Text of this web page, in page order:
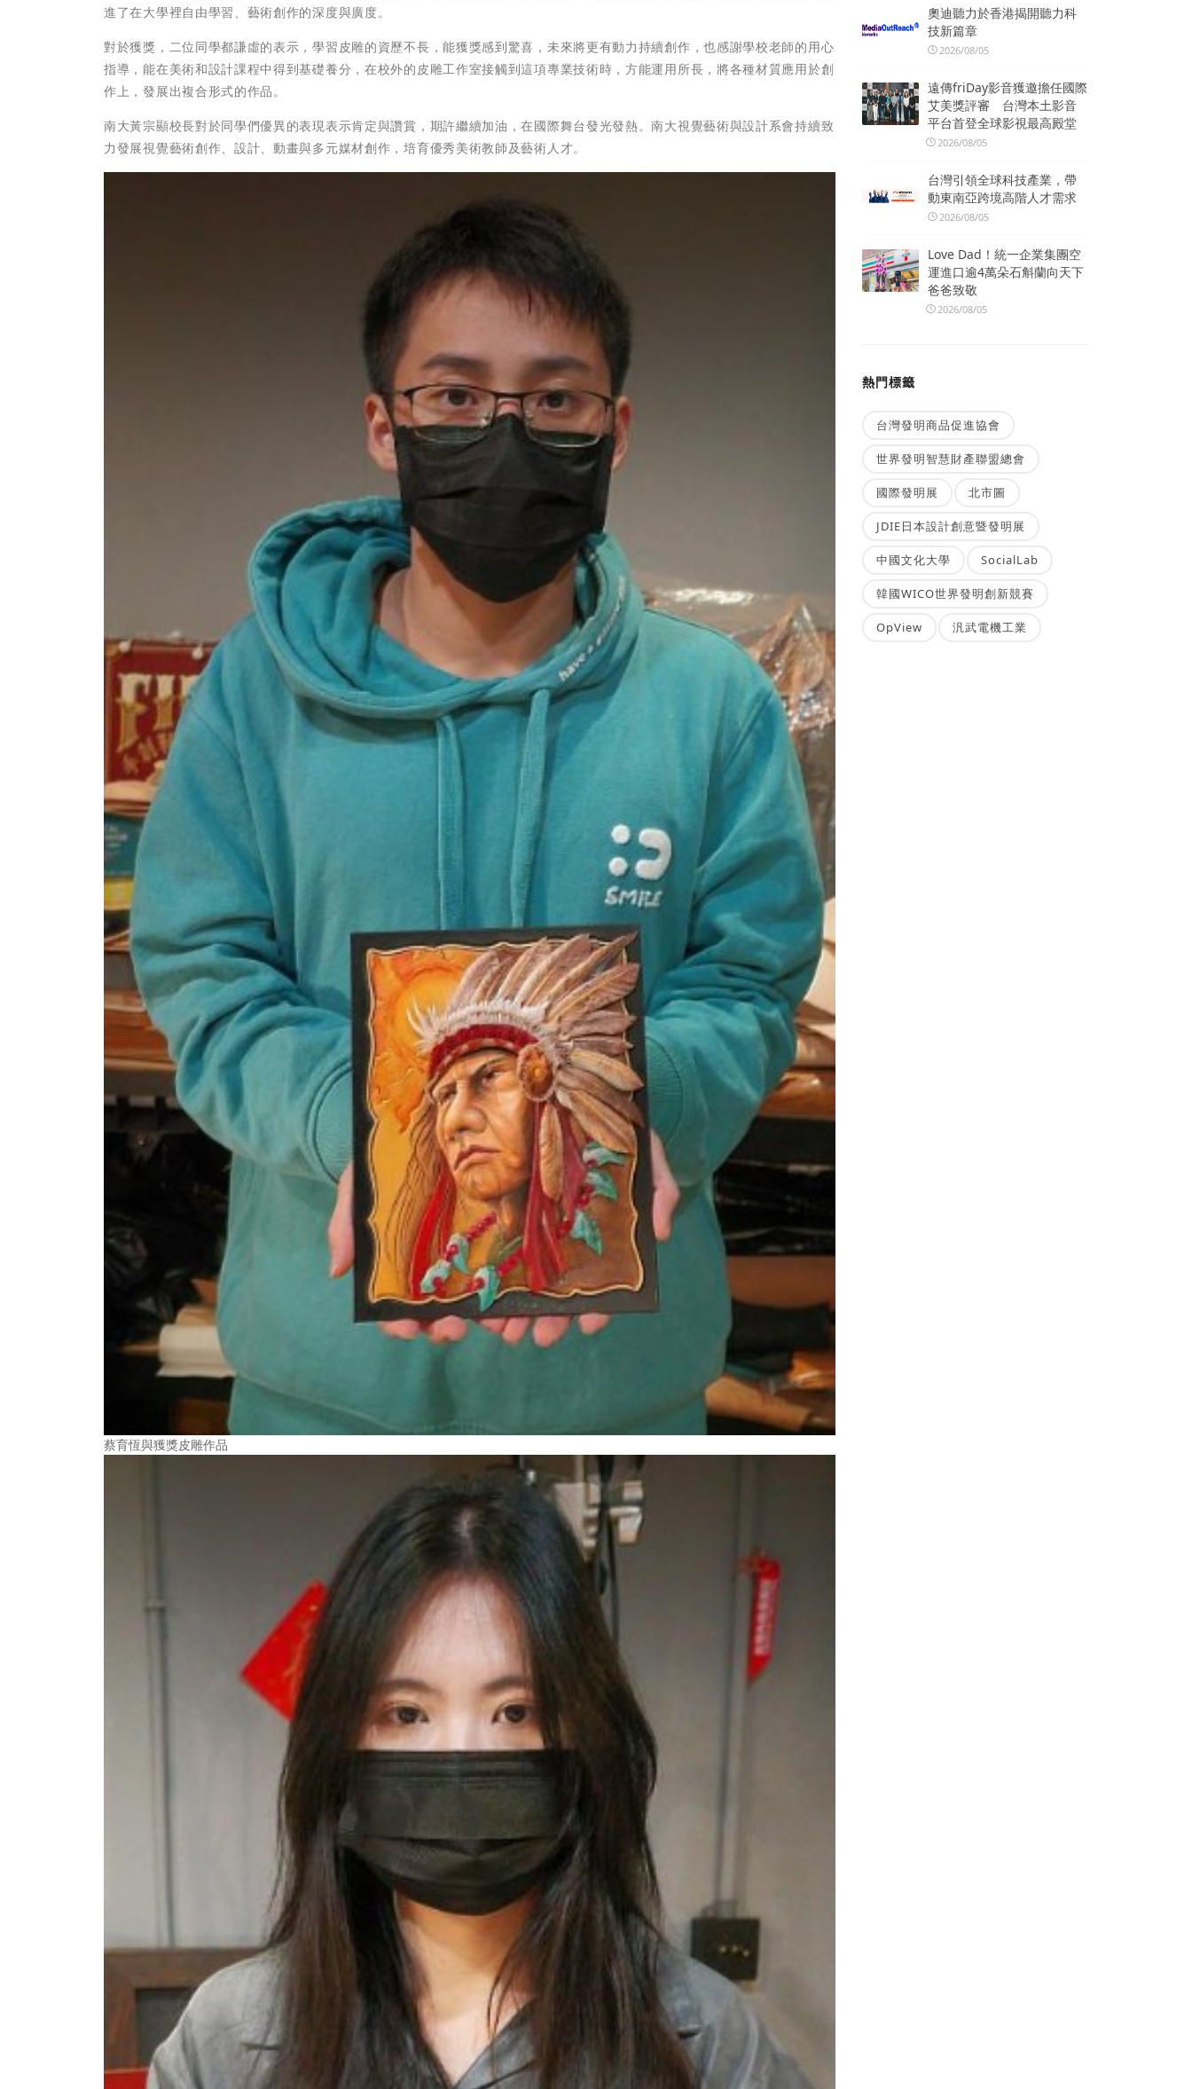
進了在大學裡自由學習、藝術創作的深度與廣度。
對於獲獎，二位同學都謙虛的表示，學習皮雕的資歷不長，能獲獎感到驚喜，未來將更有動力持續創作，也感謝學校老師的用心
指導，能在美術和設計課程中得到基礎養分，在校外的皮雕工作室接觸到這項專業技術時，方能運用所長，將各種材質應用於創
作上，發展出複合形式的作品。
南大黃宗顯校長對於同學們優異的表現表示肯定與讚賞，期許繼續加油，在國際舞台發光發熱。南大視覺藝術與設計系會持續致
力發展視覺藝術創作、設計、動畫與多元媒材創作，培育優秀美術教師及藝術人才。
蔡育恆與獲獎皮雕作品
奧迪聽力於香港揭開聽力科
技新篇章
2026/08/05
遠傳friDay影音獲邀擔任國際
艾美獎評審 台灣本土影音
平台首登全球影視最高殿堂
2026/08/05
台灣引領全球科技產業，帶
動東南亞跨境高階人才需求
2026/08/05
Love Dad！統一企業集團空
運進口逾4萬朵石斛蘭向天下
爸爸致敬
2026/08/05
熱門標籤
台灣發明商品促進協會
世界發明智慧財產聯盟總會
國際發明展 北市圖
JDIE日本設計創意暨發明展
中國文化大學 SocialLab
韓國WICO世界發明創新競賽
OpView 汎武電機工業